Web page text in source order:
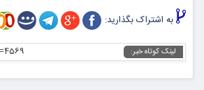
به اشتراک بگذارید:
لینک کوتاه خبر: